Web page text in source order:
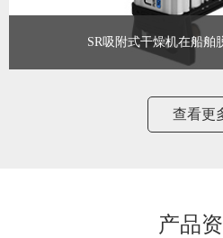
SR吸附式干燥机在船舶
MEPC.259（68）决议，要求各成员
决议，于2020年1月1日起，船舶烟气
查看更
产品